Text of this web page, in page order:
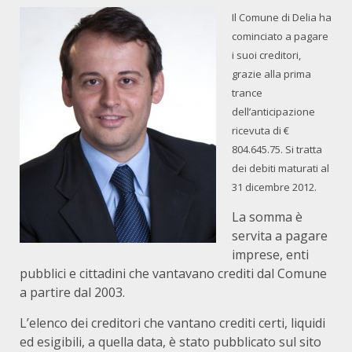
Il Comune di Delia ha
cominciato a pagare
i suoi creditori,
grazie alla prima
trance
dell’anticipazione
ricevuta di €
804.645.75. Si tratta
dei debiti maturati al
31 dicembre 2012.
La somma è
servita a pagare
imprese, enti
pubblici e cittadini che vantavano crediti dal Comune
a partire dal 2003.
L’elenco dei creditori che vantano crediti certi, liquidi
ed esigibili, a quella data, è stato pubblicato sul sito